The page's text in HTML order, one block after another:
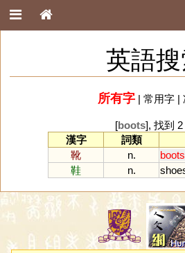
英語
所有字| 常用字|
[boots], 找到 2
漢字
詞類
靴
n.
boots
鞋
n.